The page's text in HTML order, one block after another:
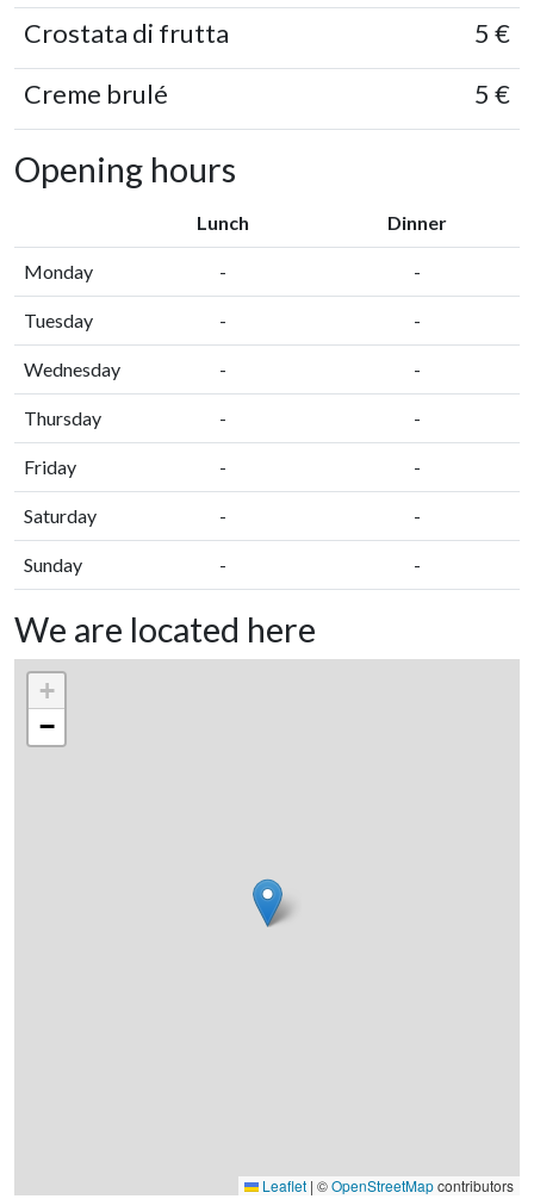
Crostata di frutta
5 €
Creme brulé
5 €
Opening hours
Lunch Dinner
Monday - -
Tuesday - -
Wednesday - -
Thursday - -
Friday - -
Saturday - -
Sunday - -
We are located here
+
−
Leaflet | ©OpenStreetMapcontributors